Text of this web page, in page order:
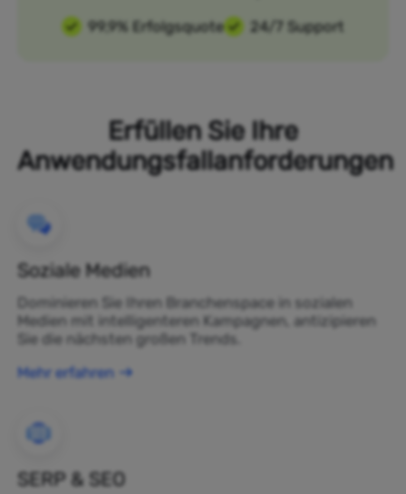
99,9% Erfolgsquote
24/7 Support
Erfüllen Sie Ihre
Anwendungsfallanforderungen
Soziale Medien
Dominieren Sie Ihren Branchenspace in sozialen
Medien mit intelligenteren Kampagnen, antizipieren
Sie die nächsten großen Trends.
Mehr erfahren
SERP & SEO